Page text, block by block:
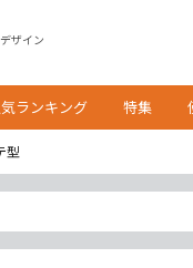
ザイン
ランキング 特集
型